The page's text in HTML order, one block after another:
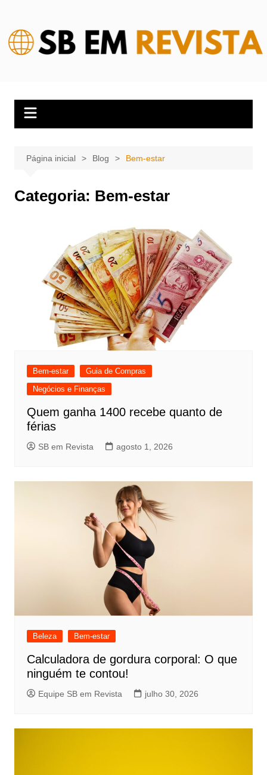
conteúdo
Página inicial Blog Bem-estar
Categoria: Bem-estar
Bem-estar
Guia de Compras
Negócios e Finanças
Quem ganha 1400 recebe quanto de
férias
SB em Revista agosto 1, 2026
Beleza Bem-estar
Calculadora de gordura corporal: O que
ninguém te contou!
Equipe SB em Revista julho 30, 2026